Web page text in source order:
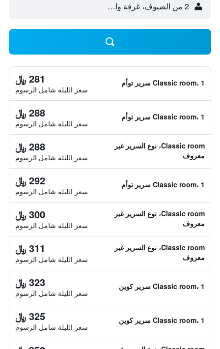
2 من الضيوف، غرفة واحدة
Classic room، 1 سرير توأم 281 ﷼
سعر الليلة شامل الرسوم
Classic room، 1 سرير توأم 288 ﷼
سعر الليلة شامل الرسوم
Classic room، نوع السرير غير
معروف
288 ﷼
سعر الليلة شامل الرسوم
Classic room، 1 سرير توأم 292 ﷼
سعر الليلة شامل الرسوم
Classic room، نوع السرير غير
معروف
300 ﷼
سعر الليلة شامل الرسوم
Classic room، نوع السرير غير
معروف
311 ﷼
سعر الليلة شامل الرسوم
Classic room، 1 سرير كوين 323 ﷼
سعر الليلة شامل الرسوم
Classic room، 1 سرير كوين 325 ﷼
سعر الليلة شامل الرسوم